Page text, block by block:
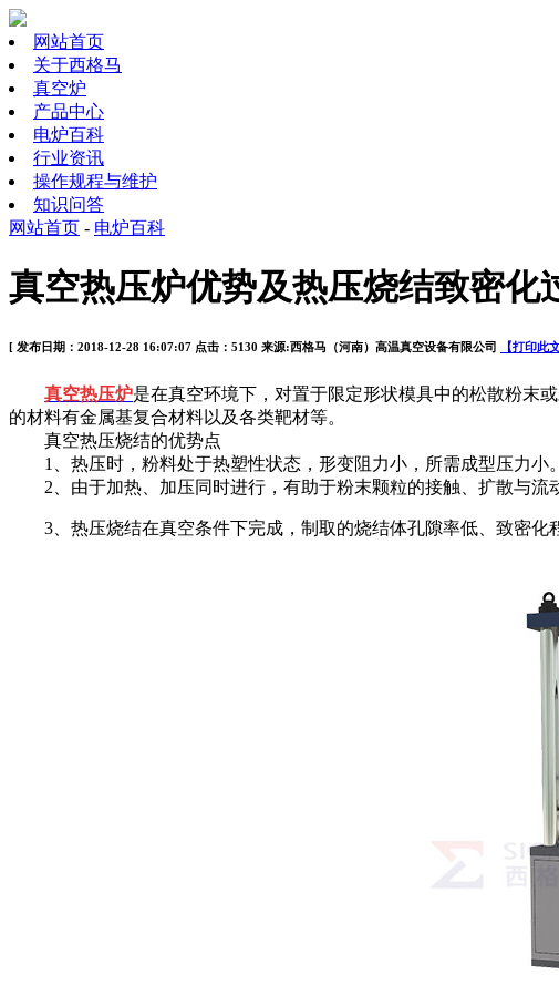
网站首页
关于西格马
真空炉
产品中心
电炉百科
行业资讯
操作规程与维护
知识问答
网站首页 - 电炉百科
真空热压炉优势及热压烧结致密化
[ 发布日期：2018-12-28 16:07:07 点击：5130 来源:西格马（河南）高温真空设备有限公司 【打印此文
真空热压炉是在真空环境下，对置于限定形状模具中的松散粉末
的材料有金属基复合材料以及各类靶材等。
真空热压烧结的优势点
1、热压时，粉料处于热塑性状态，形变阻力小，所需成型压力小。
2、由于加热、加压同时进行，有助于粉末颗粒的接触、扩散与流
3、热压烧结在真空条件下完成，制取的烧结体孔隙率低、致密化